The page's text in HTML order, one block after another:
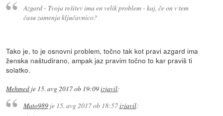
Azgard - Tvoja rešitev ima en velik problem - kaj, če on v tem
času zamenja ključavnico?
Tako je, to je osnovni problem, točno tak kot pravi azgard ima
ženska naštudirano, ampak jaz pravim točno to kar praviš ti
solatko.
Mehmed je 15. avg 2017 ob 19:09izjavil:
Mato989je 15. avg 2017 ob 18:57izjavil: